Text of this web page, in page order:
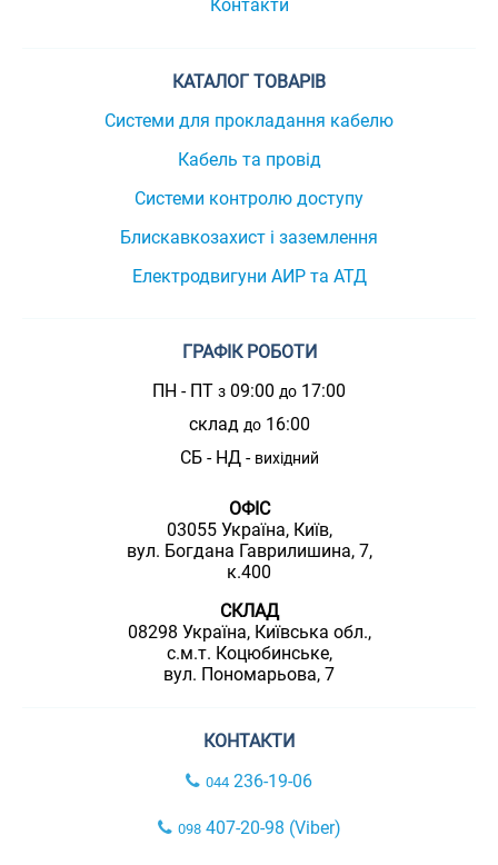
Контакти
КАТАЛОГ ТОВАРІВ
Системи для прокладання кабелю
Кабель та провід
Системи контролю доступу
Блискавкозахист і заземлення
Електродвигуни АИР та АТД
ГРАФІК РОБОТИ
ПН - ПТ з 09:00 до 17:00
склад до16:00
СБ - НД - вихідний
ОФІС
03055 Україна, Київ,
вул. Богдана Гаврилишина, 7,
к.400
СКЛАД
08298 Україна, Київська обл.,
с.м.т. Коцюбинське,
вул. Пономарьова, 7
КОНТАКТИ
044 236-19-06
098407-20-98 (Viber)